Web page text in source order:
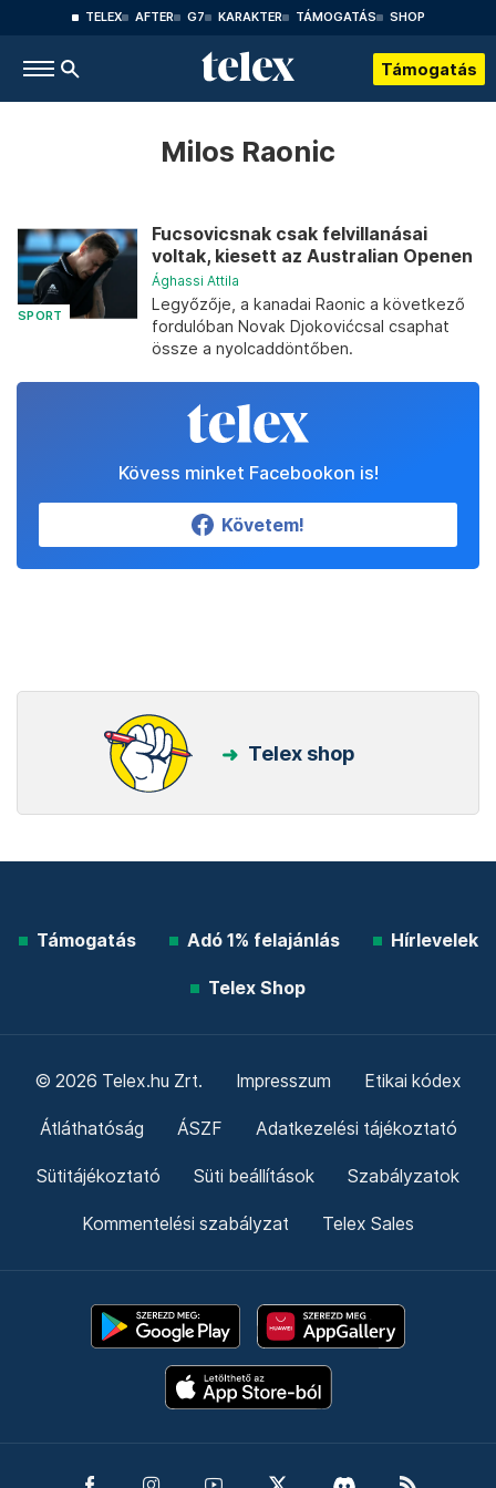
TELEX AFTER G7 KARAKTER TÁMOGATÁS SHOP
Támogatás
Milos Raonic
SPORT
Fucsovicsnak csak felvillanásai
voltak, kiesett az Australian Openen
Ághassi Attila
Legyőzője, a kanadai Raonic a következő
fordulóban Novak Djokovićcsal csaphat
össze a nyolcaddöntőben.
Kövess minket Facebookon is!
Követem!
Telex shop
Támogatás Adó 1% felajánlás Hírlevelek
Telex Shop
© 2026 Telex.hu Zrt. Impresszum Etikai kódex
Átláthatóság ÁSZF Adatkezelési tájékoztató
Sütitájékoztató Süti beállítások Szabályzatok
Kommentelési szabályzat Telex Sales